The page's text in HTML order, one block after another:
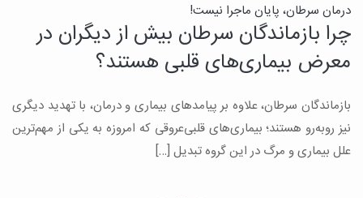
درمان سرطان، پایان ماجرا نیست!
چرا بازماندگان سرطان بیش از دیگران در
معرض بیماری‌های قلبی هستند؟
بازماندگان سرطان، علاوه بر پیامدهای بیماری و درمان، با تهدید دیگری
نیز روبه‌رو هستند؛ بیماری‌های قلبی‌عروقی که امروزه به یکی از مهم‌ترین
علل بیماری و مرگ در این گروه تبدیل […]